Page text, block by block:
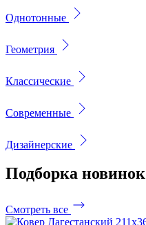
Однотонные
Геометрия
Классические
Современные
Дизайнерские
Подборка новинок
Смотреть все